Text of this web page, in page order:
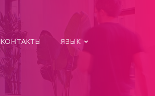
КОНТАКТЫ ЯЗЫК